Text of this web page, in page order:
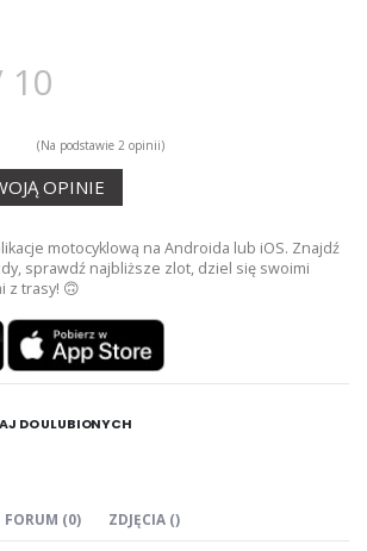
10
(Na podstawie 2 opinii)
OPINIE
motocyklową na Androida lub iOS. Znajdź
sprawdź najbliższe zlot, dziel się swoimi
z trasy! 🙃
DO ULUBIONYCH
FORUM (0) ZDJĘCIA ()